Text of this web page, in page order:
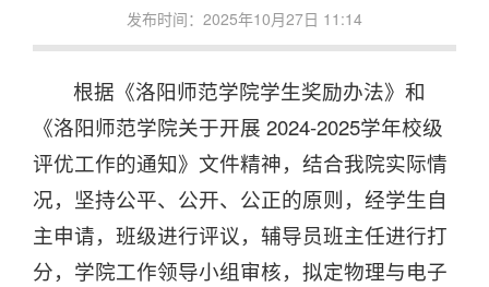
发布时间：2025年10月27日 11:14
根据《洛阳师范学院学生奖励办法》和
《洛阳师范学院关于开展 2024-2025学年校级
评优工作的通知》文件精神，结合我院实际情
况，坚持公平、公开、公正的原则，经学生自
主申请，班级进行评议，辅导员班主任进行打
分，学院工作领导小组审核，拟定物理与电子